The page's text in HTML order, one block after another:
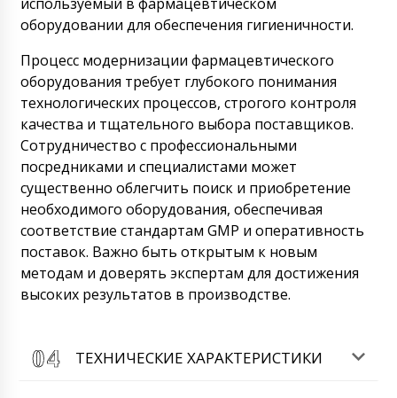
оборудовании для обеспечения гигиеничности.
Процесс модернизации фармацевтического
оборудования требует глубокого понимания
технологических процессов, строгого контроля
качества и тщательного выбора поставщиков.
Сотрудничество с профессиональными
посредниками и специалистами может
существенно облегчить поиск и приобретение
необходимого оборудования, обеспечивая
соответствие стандартам GMP и оперативность
поставок. Важно быть открытым к новым
методам и доверять экспертам для достижения
высоких результатов в производстве.
ТЕХНИЧЕСКИЕ ХАРАКТЕРИСТИКИ